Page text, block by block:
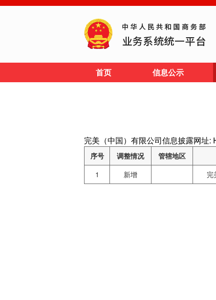
首页 信息公示
完美（中国）有限公司信息披露网址
序号 调整情况 管辖地区
1
新增 完